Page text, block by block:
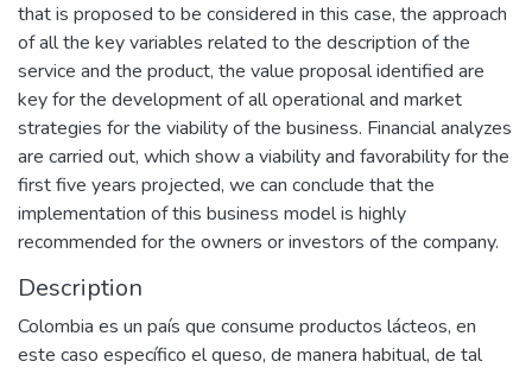
that is proposed to be considered in this case, the approach
of all the key variables related to the description of the
service and the product, the value proposal identified are
key for the development of all operational and market
strategies for the viability of the business. Financial analyzes
are carried out, which show a viability and favorability for the
first five years projected, we can conclude that the
implementation of this business model is highly
recommended for the owners or investors of the company.
Description
Colombia es un país que consume productos lácteos, en
este caso específico el queso, de manera habitual, de tal